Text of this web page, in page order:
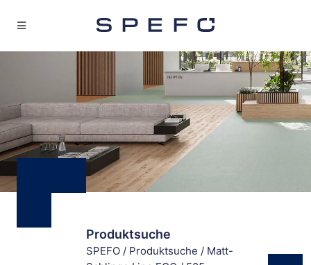
Produktsuche
SPEFO / Produktsuche / Matt-